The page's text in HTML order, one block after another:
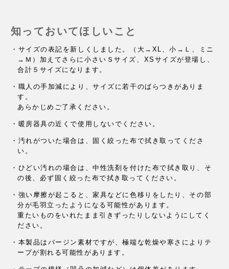
知っておいてほしいこと
・サイズの表記を新しくしました。（大→XL、小→Ｌ、ミニ
→Ｍ） 加えてさらに小さいＳサイズ、XSサイズが登場し、
合計５サイズになります。
・職人の手加減により、サイズに若干のばらつきがありま
す。
あらかじめご了承ください。
・暖房器具の近くで使用しないでください。
・汚れがついた場合は、固く絞った布で拭き取ってくださ
い。
・ひどい汚れの場合は、中性洗剤を付けた布で拭き取り、そ
の後、 必ず固く絞った布で拭き取ってください。
・強い摩擦が起こると、家具などに色移りをしたり、 その部
分が毛羽立ったようになる可能性があります。
重たいものをいれたまま引きずったりしないようにしてく
ださい。
・本製品はバージン素材ですが、極端な乾燥や寒さによりテ
ープが割れる可能性があります。